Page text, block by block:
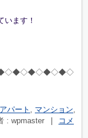
います！
アパート , マンション,
: wpmaster
コメ